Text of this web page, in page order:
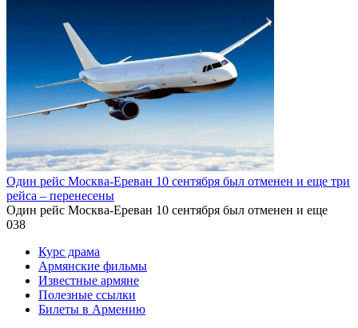
Один рейс Москва-Ереван 10 сентября был отменен и еще три
рейса – перенесены
Один рейс Москва-Ереван 10 сентября был отменен и еще
038
Курс драма
Армянские фильмы
Известные армяне
Полезные ссылки
Билеты в Армению